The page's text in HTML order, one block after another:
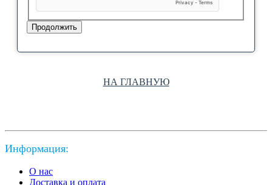
Продолжить
НА ГЛАВНУЮ
Информация:
О нас
Доставка и оплата